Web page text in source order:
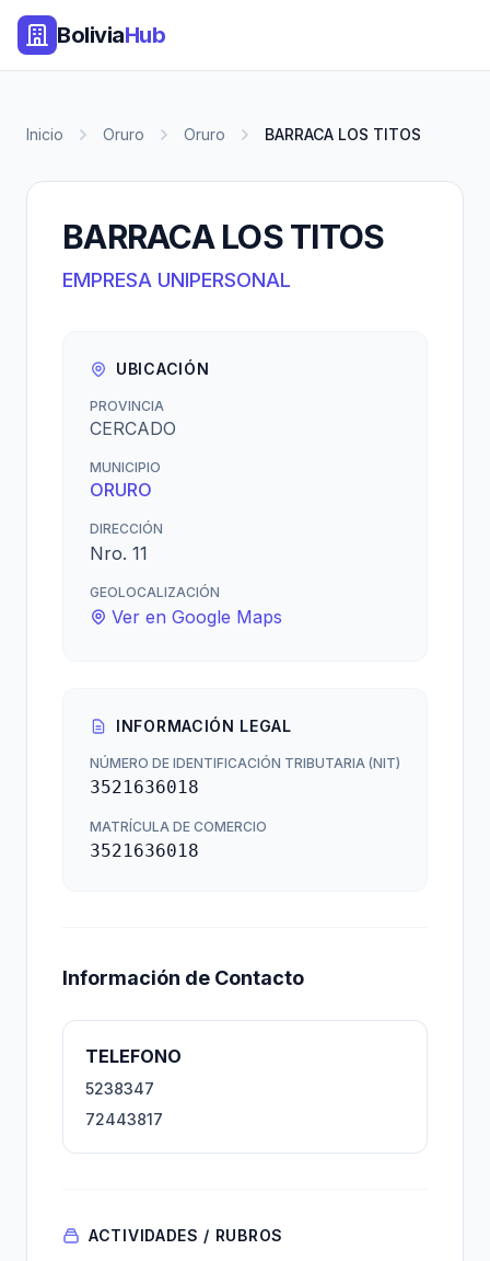
BoliviaHub
Inicio Oruro Oruro BARRACA LOS TITOS
BARRACA LOS TITOS
EMPRESA UNIPERSONAL
UBICACIÓN
PROVINCIA
CERCADO
MUNICIPIO
ORURO
DIRECCIÓN
Nro. 11
GEOLOCALIZACIÓN
Ver en Google Maps
INFORMACIÓN LEGAL
NÚMERO DE IDENTIFICACIÓN TRIBUTARIA (NIT)
3521636018
MATRÍCULA DE COMERCIO
3521636018
Información de Contacto
TELEFONO
5238347
72443817
ACTIVIDADES / RUBROS